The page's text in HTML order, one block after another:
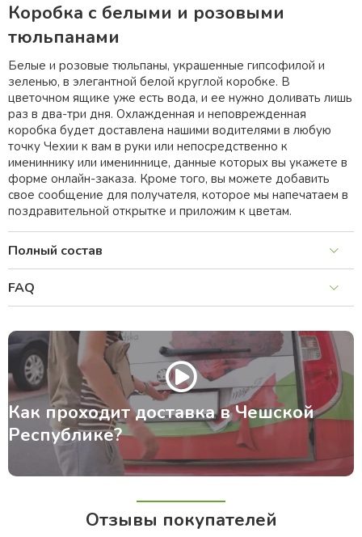
Коробка с белыми и розовыми
тюльпанами
Белые и розовые тюльпаны, украшенные гипсофилой и
зеленью, в элегантной белой круглой коробке. В
цветочном ящике уже есть вода, и ее нужно доливать лишь
раз в два-три дня. Охлажденная и неповрежденная
коробка будет доставлена нашими водителями в любую
точку Чехии к вам в руки или непосредственно к
имениннику или имениннице, данные которых вы укажете в
форме онлайн-заказа. Кроме того, вы можете добавить
свое сообщение для получателя, которое мы напечатаем в
поздравительной открытке и приложим к цветам.
Полный состав
FAQ
Как проходит доставка в Чешской
Республике?
Отзывы покупателей